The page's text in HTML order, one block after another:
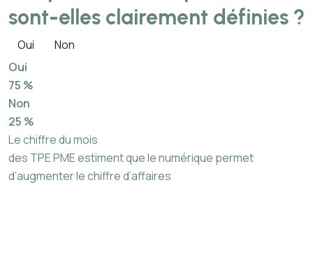
sont-elles clairement définies ?
Oui
Non
Oui
75 %
Non
25 %
Le chiffre du mois
des TPE PME estiment que le numérique permet
d’augmenter le chiffre d’affaires